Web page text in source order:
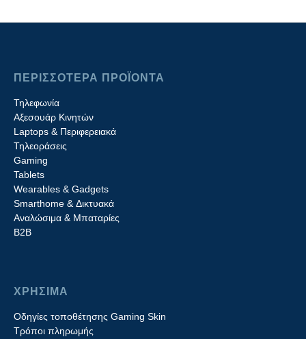
ΠΕΡΙΣΣΟΤΕΡΑ ΠΡΟΪΟΝΤΑ
Τηλεφωνία
Αξεσουάρ Κινητών
Laptops & Περιφερειακά
Τηλεοράσεις
Gaming
Tablets
Wearables & Gadgets
Smarthome & Δικτυακά
Aναλώσιμα & Μπαταρίες
Β2B
ΧΡΗΣΙΜΑ
Οδηγίες τοποθέτησης Gaming Skin
Τρόποι πληρωμής